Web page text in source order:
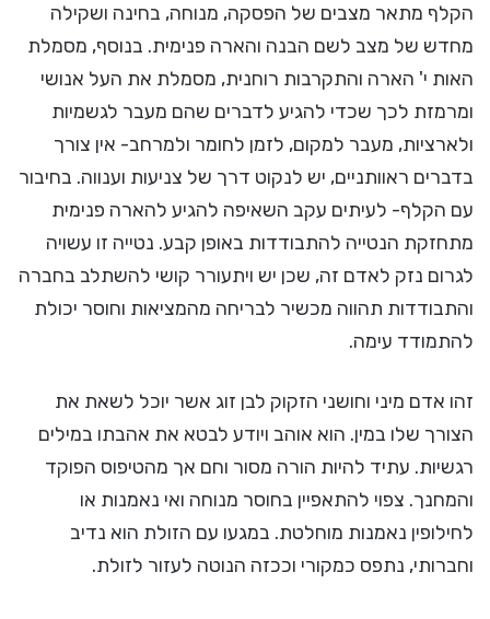
הקלף מתאר מצבים של הפסקה, מנוחה, בחינה ושקילה
מחדש של מצב לשם הבנה והארה פנימית. בנוסף, מסמלת
האות י' הארה והתקרבות רוחנית, מסמלת את העל אנושי
ומרמזת לכך שכדי להגיע לדברים שהם מעבר לגשמיות
ולארציות, מעבר למקום, לזמן לחומר ולמרחב- אין צורך
בדברים ראוותניים, יש לנקוט דרך של צניעות וענווה. בחיבור
עם הקלף- לעיתים עקב השאיפה להגיע להארה פנימית
מתחזקת הנטייה להתבודדות באופן קבע. נטייה זו עשויה
לגרום נזק לאדם זה, שכן יש ויתעורר קושי להשתלב בחברה
והתבודדות תהווה מכשיר לבריחה מהמציאות וחוסר יכולת
להתמודד עימה.
זהו אדם מיני וחושני הזקוק לבן זוג אשר יוכל לשאת את
הצורך שלו במין. הוא אוהב ויודע לבטא את אהבתו במילים
רגשיות. עתיד להיות הורה מסור וחם אך מהטיפוס הפוקד
והמחנך. צפוי להתאפיין בחוסר מנוחה ואי נאמנות או
לחילופין נאמנות מוחלטת. במגעו עם הזולת הוא נדיב
וחברותי, נתפס כמקורי וככזה הנוטה לעזור לזולת.